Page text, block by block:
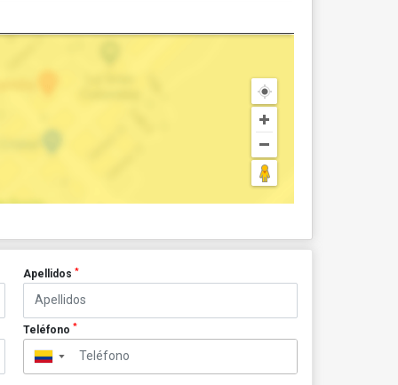
Apellidos *
Teléfono *
▼